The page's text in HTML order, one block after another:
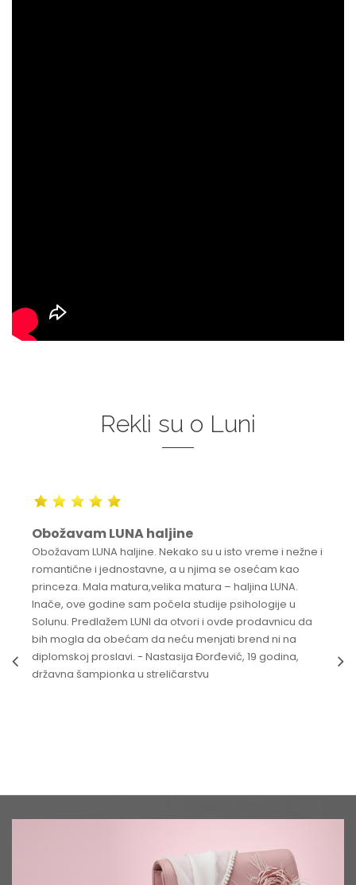
Rekli su o Luni
Obožavam LUNA haljine
Obožavam LUNA haljine. Nekako su u isto vreme i nežne i
romantične i jednostavne, a u njima se osećam kao
princeza. Mala matura,velika matura – haljina LUNA.
Inače, ove godine sam počela studije psihologije u
Solunu. Predlažem LUNI da otvori i ovde prodavnicu da
bih mogla da obećam da neću menjati brend ni na
diplomskoj proslavi. - Nastasija Đorđević, 19 godina,
državna šampionka u streličarstvu